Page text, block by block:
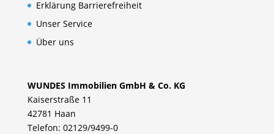
Erklärung Barrierefreiheit
Unser Service
Über uns
WUNDES Immobilien GmbH & Co. KG
Kaiserstraße 11
42781 Haan
Telefon: 02129/9499-0